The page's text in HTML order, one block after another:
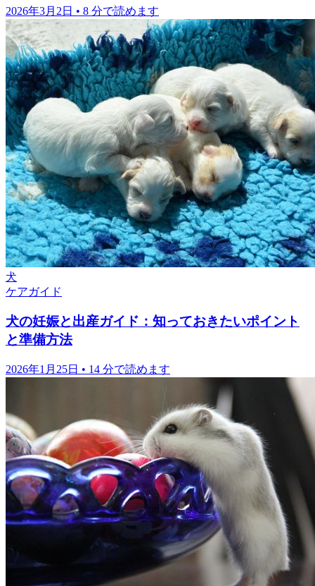
2026年3月2日 • 8 分で読めます
犬
ケアガイド
犬の妊娠と出産ガイド：知っておきたいポイント
と準備方法
2026年1月25日 • 14 分で読めます